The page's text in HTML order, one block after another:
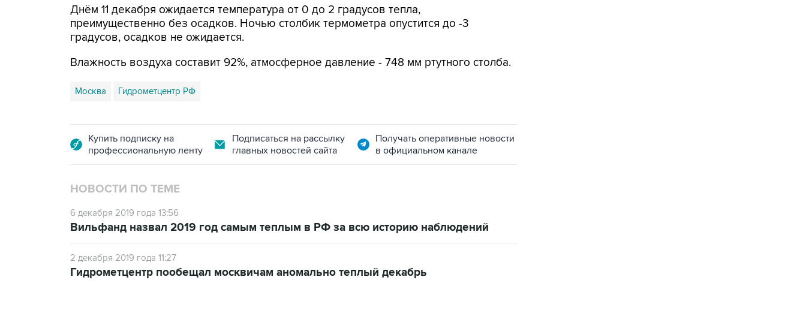
Днём 11 декабря ожидается температура от 0 до 2 градусов тепла,
преимущественно без осадков. Ночью столбик термометра опустится до -3
градусов, осадков не ожидается.
Влажность воздуха составит 92%, атмосферное давление - 748 мм ртутного столба.
Москва Гидрометцентр РФ
Купить подписку на
профессиональную ленту
Подписаться на рассылку
главных новостей сайта
Получать оперативные новости
в официальном канале
НОВОСТИ ПО ТЕМЕ
6 декабря 2019 года 13:56
Вильфанд назвал 2019 год самым теплым в РФ за всю историю наблюдений
2 декабря 2019 года 11:27
Гидрометцентр пообещал москвичам аномально теплый декабрь